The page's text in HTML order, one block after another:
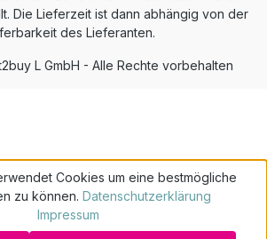
Die Lieferzeit ist dann abhängig von der
des Lieferanten.
L GmbH - Alle Rechte vorbehalten
Cookies um eine bestmögliche
zu können. Datenschutzerklärung
Impressum